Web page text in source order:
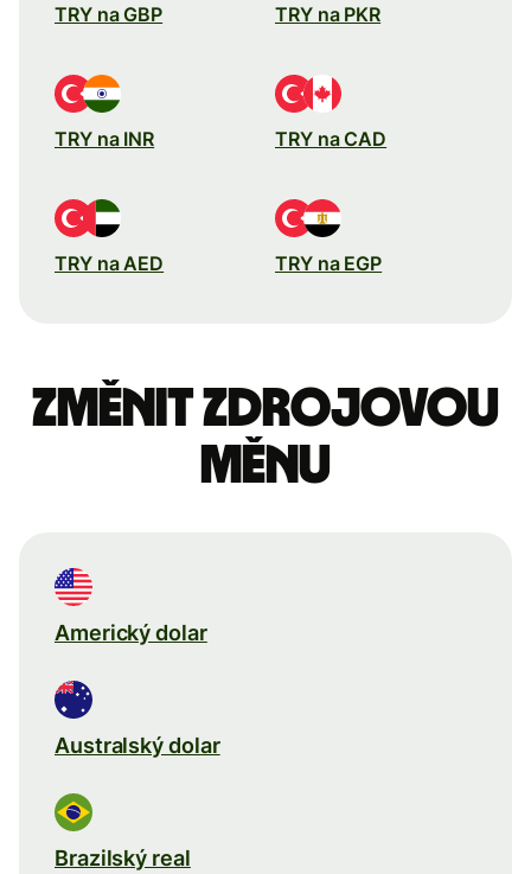
TRY na GBP TRY na PKR
TRY na INR TRY na CAD
TRY na AED TRY na EGP
Změnit zdrojovou
měnu
Americký dolar
Australský dolar
Brazilský real